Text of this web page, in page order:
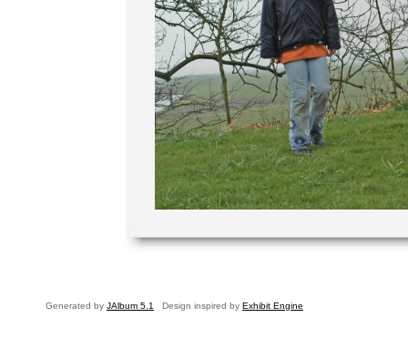
Generated by JAlbum 5.1 Design inspired by Exhibit Engine